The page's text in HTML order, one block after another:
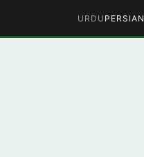
PERSIAN
URDU